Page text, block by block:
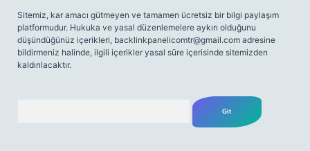
Sitemiz, kar amacı gütmeyen ve tamamen ücretsiz bir bilgi paylaşım
platformudur. Hukuka ve yasal düzenlemelere aykırı olduğunu
düşündüğünüz içerikleri, backlinkpanelicomtr@gmail.com adresine
bildirmeniz halinde, ilgili içerikler yasal süre içerisinde sitemizden
kaldırılacaktır.